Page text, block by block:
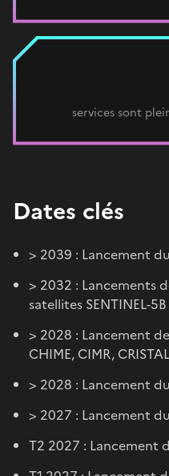
services sont
Dates clés
> 2039 : Lancement
> 2032 : Lancements
satellites SENTINEL-
> 2028 : Lancement
CHIME, CIMR,
> 2028 : Lancement
> 2027 : Lancement
T2 2027 : Lancement